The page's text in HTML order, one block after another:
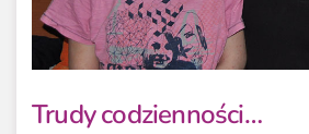
Trudy codzienności…